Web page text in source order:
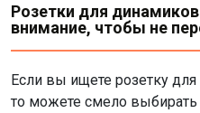
Розетки для
внимание, чтобы не
Если вы ищете розетку
то можете смело